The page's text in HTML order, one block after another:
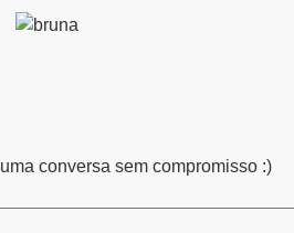
conversa sem compromisso :)